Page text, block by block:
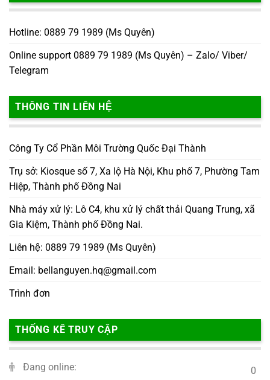
Hotline: 0889 79 1989 (Ms Quyên)
Online support 0889 79 1989 (Ms Quyên) – Zalo/ Viber/
Telegram
THÔNG TIN LIÊN HỆ
Công Ty Cổ Phần Môi Trường Quốc Đại Thành
Trụ sở: Kiosque số 7, Xa lộ Hà Nội, Khu phố 7, Phường Tam
Hiệp, Thành phố Đồng Nai
Nhà máy xử lý: Lô C4, khu xử lý chất thải Quang Trung, xã
Gia Kiệm, Thành phố Đồng Nai.
Liên hệ: 0889 79 1989 (Ms Quyên)
Email: bellanguyen.hq@gmail.com
Trình đơn
THỐNG KÊ TRUY CẬP
0
Đang online: